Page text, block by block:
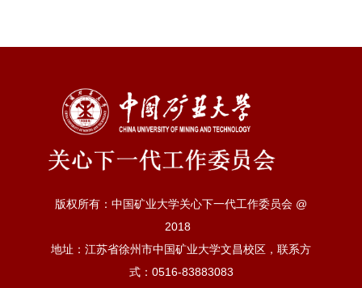
版权所有：中国矿业大学关心下一代工作委员会 @
2018
地址：江苏省徐州市中国矿业大学文昌校区，联系方
式：0516-83883083